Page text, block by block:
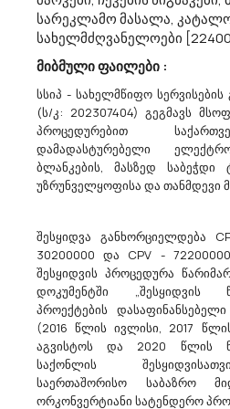
Სსიპ Საქართველოს Მუნიციპალური
45214100 - საბავშვო ბაღების
გ ა ნ ც ხ ა დ ე ბ ასსიპ საქართველოს
ფონდის მიერ განსახორციელებელი
მოგესალმებით, სსიპ საქართველოს
განვითარების ფონდი (ს/კ:
ხელშეკრულების ფარგლებში, Desi...
Სსიპ Საქართველოს Მუნიციპალური
50112300 - მანქანის რეცხვა და მსგავსი
გ ა ნ ც ხ ა დ ე ბ ასსიპ საქართველოს
ფონდის მიერ განსახორციელებელი
მოგესალმებით, სსიპ საქართველოს
განვითარების ფონდი (ს/კ:
ბალანსზე რიცხული ავტომანქანებ...
სარეკლამო მასალა,
სახელმძღვანელოები
მიბმული ფაილები :
სსიპ - სახელმწიფო სერვისების
(ს/კ: 202307404) გეგმავს
პროცედურებით
დამადასტურებელი
ბლანკების, მასზედ საბეჭდი
უზრუნველყოფისა და თანმდევი
შესყიდვა განხორციელდება
30200000 და CPV -
შესყიდვის პროცედურა
დოკუმენტში „შესყიდვის
პროექტების
(2016 წლის ივლისი, 2017
აგვისტოს და 2020 წლის
საქონლის
საერთაშორისო საბაზრო
ორკონვერტიანი სატენდერო